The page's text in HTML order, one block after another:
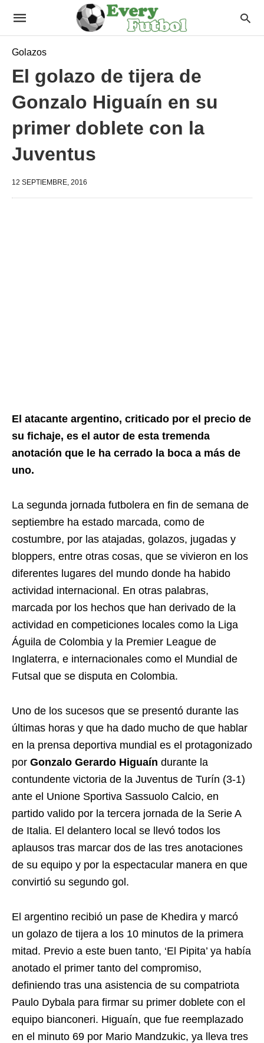
Golazos
El golazo de tijera de
Gonzalo Higuaín en su
primer doblete con la
Juventus
12 SEPTIEMBRE, 2016
El atacante argentino, criticado por el precio de
su fichaje, es el autor de esta tremenda
anotación que le ha cerrado la boca a más de
uno.
La segunda jornada futbolera en fin de semana de
septiembre ha estado marcada, como de
costumbre, por las atajadas, golazos, jugadas y
bloppers, entre otras cosas, que se vivieron en los
diferentes lugares del mundo donde ha habido
actividad internacional. En otras palabras,
marcada por los hechos que han derivado de la
actividad en competiciones locales como la Liga
Águila de Colombia y la Premier League de
Inglaterra, e internacionales como el Mundial de
Futsal que se disputa en Colombia.
Uno de los sucesos que se presentó durante las
últimas horas y que ha dado mucho de que hablar
en la prensa deportiva mundial es el protagonizado
por Gonzalo Gerardo Higuaín durante la
contundente victoria de la Juventus de Turín (3-1)
ante el Unione Sportiva Sassuolo Calcio, en
partido valido por la tercera jornada de la Serie A
de Italia. El delantero local se llevó todos los
aplausos tras marcar dos de las tres anotaciones
de su equipo y por la espectacular manera en que
convirtió su segundo gol.
El argentino recibió un pase de Khedira y marcó
un golazo de tijera a los 10 minutos de la primera
mitad. Previo a este buen tanto, ‘El Pipita’ ya había
anotado el primer tanto del compromiso,
definiendo tras una asistencia de su compatriota
Paulo Dybala para firmar su primer doblete con el
equipo bianconeri. Higuaín, que fue reemplazado
en el minuto 69 por Mario Mandzukic, ya lleva tres